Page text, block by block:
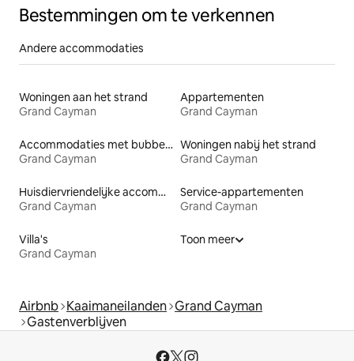
Bestemmingen om te verkennen
Andere accommodaties
Woningen aan het strand
Grand Cayman
Appartementen
Grand Cayman
Accommodaties met bubbelbad
Grand Cayman
Woningen nabij het strand
Grand Cayman
Huisdiervriendelijke accommodaties
Grand Cayman
Service-appartementen
Grand Cayman
Villa's
Grand Cayman
Toon meer
Airbnb Kaaimaneilanden Grand Cayman
Gastenverblijven